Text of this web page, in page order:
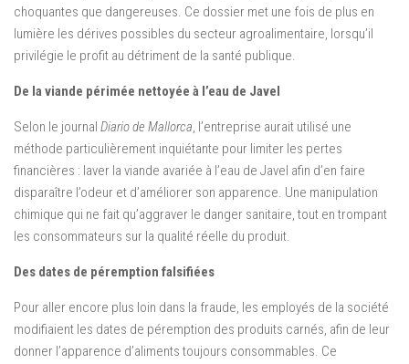
choquantes que dangereuses. Ce dossier met une fois de plus en
lumière les dérives possibles du secteur agroalimentaire, lorsqu’il
privilégie le profit au détriment de la santé publique.
De la viande périmée nettoyée à l’eau de Javel
Selon le journal Diario de Mallorca, l’entreprise aurait utilisé une
méthode particulièrement inquiétante pour limiter les pertes
financières : laver la viande avariée à l’eau de Javel afin d’en faire
disparaître l’odeur et d’améliorer son apparence. Une manipulation
chimique qui ne fait qu’aggraver le danger sanitaire, tout en trompant
les consommateurs sur la qualité réelle du produit.
Des dates de péremption falsifiées
Pour aller encore plus loin dans la fraude, les employés de la société
modifiaient les dates de péremption des produits carnés, afin de leur
donner l’apparence d’aliments toujours consommables. Ce